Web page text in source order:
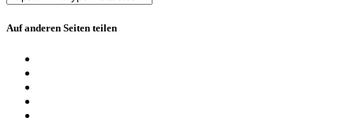
Auf anderen Seiten teilen